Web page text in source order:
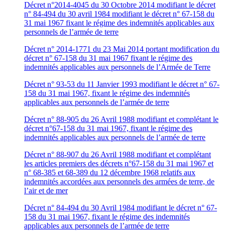
Décret n°2014-4045 du 30 Octobre 2014 modifiant le décret
n° 84-494 du 30 avril 1984 modifiant le décret n° 67-158 du
31 mai 1967 fixant le régime des indemnités applicables aux
personnels de l’armée de terre
Décret n° 2014-1771 du 23 Mai 2014 portant modification du
décret n° 67-158 du 31 mai 1967 fixant le régime des
indemnités applicables aux personnels de l’Armée de Terre
Décret n° 93-53 du 11 Janvier 1993 modifiant le décret n° 67-
158 du 31 mai 1967, fixant le régime des indemnités
applicables aux personnels de l’armée de terre
Décret n° 88-905 du 26 Avril 1988 modifiant et complétant le
décret n°67-158 du 31 mai 1967, fixant le régime des
indemnités applicables aux personnels de l’armée de terre
Décret n° 88-907 du 26 Avril 1988 modifiant et complétant
les articles premiers des décrets n°67-158 du 31 mai 1967 et
n° 68-385 et 68-389 du 12 décembre 1968 relatifs aux
indemnités accordées aux personnels des armées de terre, de
l’air et de mer
Décret n° 84-494 du 30 Avril 1984 modifiant le décret n° 67-
158 du 31 mai 1967, fixant le régime des indemnités
applicables aux personnels de l’armée de terre